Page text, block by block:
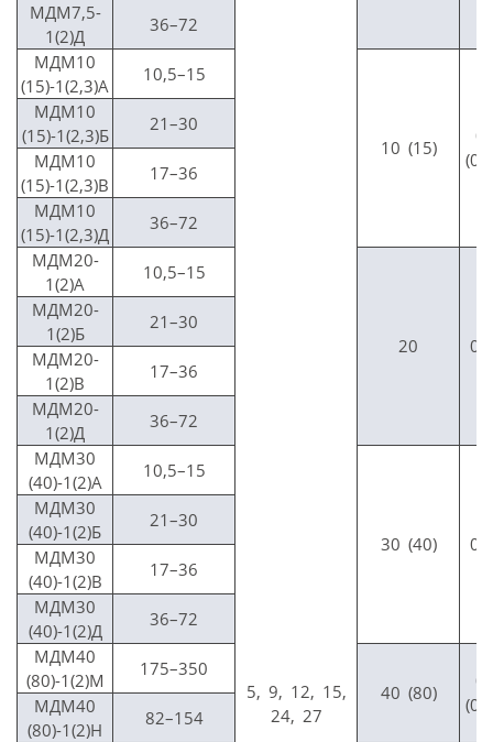
5, 9, 12, 15,
24, 27
МДМ7,5-
1(2)Д
36–72
МДМ10
(15)-1(2,3)А
10,5–15
10 (15)
МДМ10
(15)-1(2,3)Б
21–30
МДМ10
(15)-1(2,3)В
17–36
МДМ10
(15)-1(2,3)Д
36–72
МДМ20-
1(2)А
10,5–15
20
МДМ20-
1(2)Б
21–30
МДМ20-
1(2)В
17–36
МДМ20-
1(2)Д
36–72
МДМ30
(40)-1(2)А
10,5–15
30 (40)
МДМ30
(40)-1(2)Б
21–30
МДМ30
(40)-1(2)В
17–36
МДМ30
(40)-1(2)Д
36–72
МДМ40
(80)-1(2)М
175–350
40 (80)
МДМ40
(80)-1(2)Н
82–154